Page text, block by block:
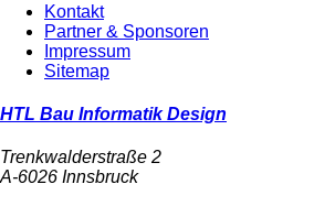
Kontakt
Partner & Sponsoren
Impressum
Sitemap
HTL Bau Informatik Design
Trenkwalderstraße 2
A-6026 Innsbruck